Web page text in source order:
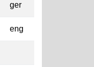
ger
eng